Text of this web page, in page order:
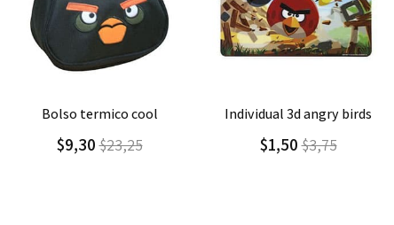
Agregar Detalle
bolso termico cool
$9,30$23,25
Agregar Detalle
individual 3d angry birds
$1,50$3,75